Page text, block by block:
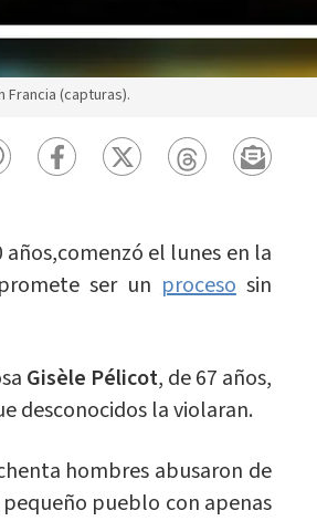
(capturas).
años,comenzó el lunes en la
ser un procesosin
Gisèle Pélicot, de 67 años,
desconocidos la violaran.
hombres abusaron de
pueblo con apenas